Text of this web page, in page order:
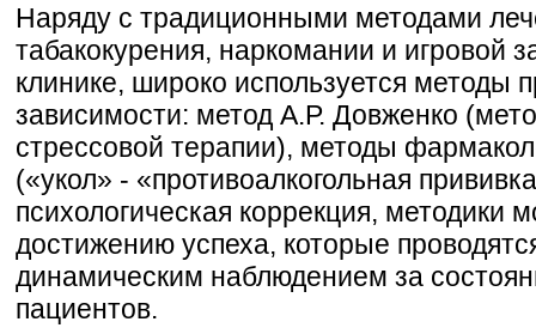
Наряду с традиционными методами
табакокурения, наркомании и игровой
клинике, широко используется методы
зависимости: метод А.Р. Довженко
стрессовой терапии), методы
(«укол» - «противоалкогольная
психологическая коррекция, методики
достижению успеха, которые
динамическим наблюдением за
пациентов.